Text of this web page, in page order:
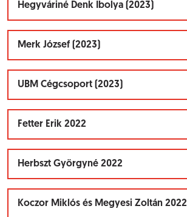
Hegyváriné Denk Ibolya (2023)
Merk József (2023)
UBM Cégcsoport (2023)
Fetter Erik 2022
Herbszt Györgyné 2022
Koczor Miklós és Megyesi Zoltán 2022